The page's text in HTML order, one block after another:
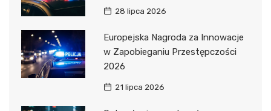
28 lipca 2026
Europejska Nagroda za Innowacje
w Zapobieganiu Przestępczości
2026
21 lipca 2026